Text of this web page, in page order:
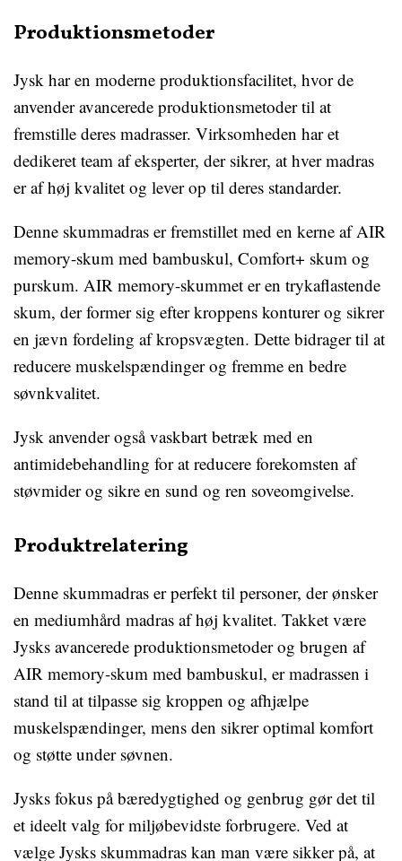
Produktionsmetoder
Jysk har en moderne produktionsfacilitet, hvor de
anvender avancerede produktionsmetoder til at
fremstille deres madrasser. Virksomheden har et
dedikeret team af eksperter, der sikrer, at hver madras
er af høj kvalitet og lever op til deres standarder.
Denne skummadras er fremstillet med en kerne af AIR
memory-skum med bambuskul, Comfort+ skum og
purskum. AIR memory-skummet er en trykaflastende
skum, der former sig efter kroppens konturer og sikrer
en jævn fordeling af kropsvægten. Dette bidrager til at
reducere muskelspændinger og fremme en bedre
søvnkvalitet.
Jysk anvender også vaskbart betræk med en
antimidebehandling for at reducere forekomsten af
støvmider og sikre en sund og ren soveomgivelse.
Produktrelatering
Denne skummadras er perfekt til personer, der ønsker
en mediumhård madras af høj kvalitet. Takket være
Jysks avancerede produktionsmetoder og brugen af
AIR memory-skum med bambuskul, er madrassen i
stand til at tilpasse sig kroppen og afhjælpe
muskelspændinger, mens den sikrer optimal komfort
og støtte under søvnen.
Jysks fokus på bæredygtighed og genbrug gør det til
et ideelt valg for miljøbevidste forbrugere. Ved at
vælge Jysks skummadras kan man være sikker på, at